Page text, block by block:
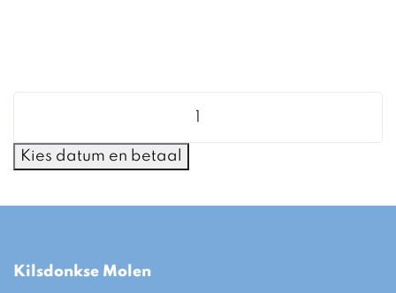
aantal
Kies datum en betaal
Kilsdonkse Molen